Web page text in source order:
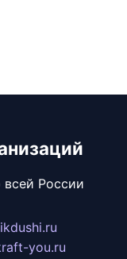
всей России
you.ru